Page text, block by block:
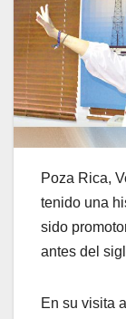
Poza Rica,
tenido una
sido
antes del
En su visita